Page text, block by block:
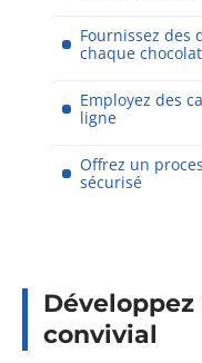
Fournissez des
chaque chocolat
Employez des
ligne
Offrez un
sécurisé
convivial